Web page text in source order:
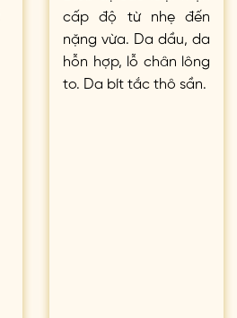
cấp độ từ nhẹ đến
nặng vừa. Da dầu, da
hỗn hợp, lỗ chân lông
to. Da bít tắc thô sần.